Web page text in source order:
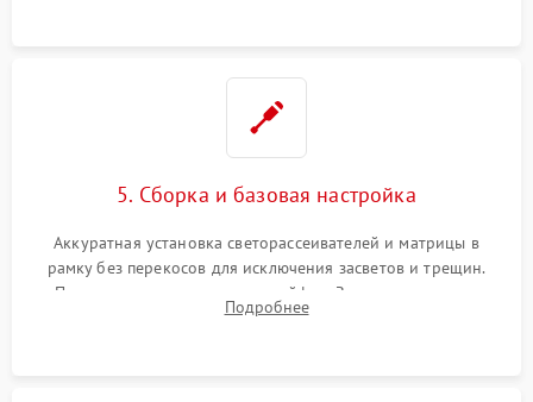
5. Сборка и базовая настройка
Аккуратная установка светорассеивателей и матрицы в
рамку без перекосов для исключения засветов и трещин.
Подключение внутренних шлейфов. Закрытие корпуса.
Сброс настроек и обновление программного обеспечения.
Подробнее